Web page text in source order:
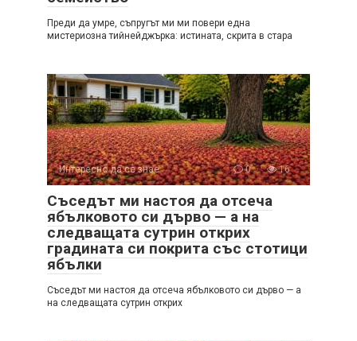
Преди да умре, съпругът ми ми повери една
мистериозна тийнейджърка: истината, скрита в стара
Интересно да се знае 0 16
Съседът ми настоя да отсеча
ябълковото си дърво — а на
следващата сутрин открих
градината си покрита със стотици
ябълки
Съседът ми настоя да отсеча ябълковото си дърво — а
на следващата сутрин открих